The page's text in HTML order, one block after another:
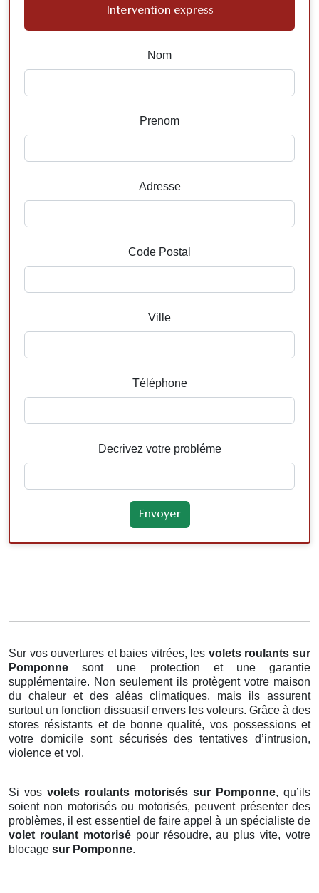
Intervention express
Nom
Prenom
Adresse
Code Postal
Ville
Téléphone
Decrivez votre probléme
Sur vos ouvertures et baies vitrées, les volets roulants sur
Pomponnesont une protection et une garantie
supplémentaire. Non seulement ils protègent votre maison
du chaleur et des aléas climatiques, mais ils assurent
surtout un fonction dissuasif envers les voleurs. Grâce à des
stores résistants et de bonne qualité, vos possessions et
votre domicile sont sécurisés des tentatives d’intrusion,
violence et vol.
Si vos volets roulants motorisés sur Pomponne, qu’ils
soient non motorisés ou motorisés, peuvent présenter des
problèmes, il est essentiel de faire appel à un spécialiste de
volet roulant motorisépour résoudre, au plus vite, votre
blocage sur Pomponne.